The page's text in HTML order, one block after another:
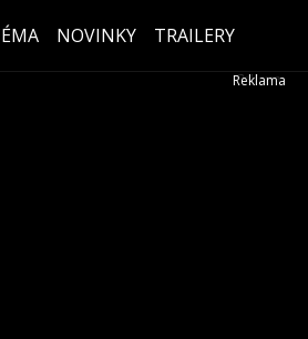
NOVINKY TRAILERY